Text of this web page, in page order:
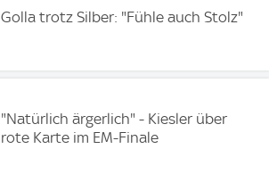
Golla trotz Silber: "Fühle auch Stolz"
"Natürlich ärgerlich" - Kiesler über
rote Karte im EM-Finale